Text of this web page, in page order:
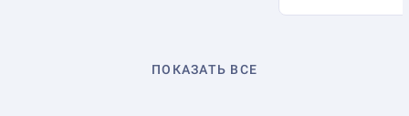
ПОКАЗАТЬ ВСЕ